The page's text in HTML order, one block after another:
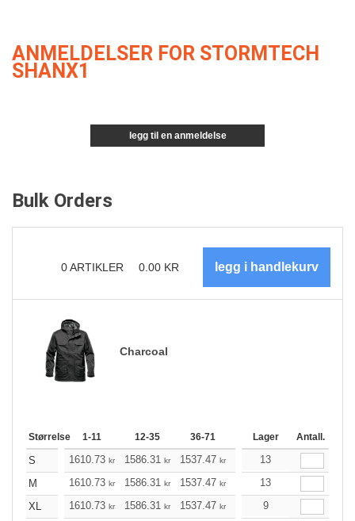
ANMELDELSER FOR STORMTECH
SHANX1
legg til en anmeldelse
Bulk Orders
0ARTIKLER 0.00 KR
Charcoal
Størrelse 1-11 12-35 36-71 72-143 144-287
Lager Antall.
S 1610.73 kr 1586.31 kr 1537.47 kr 1464.33
13
M
1610.73 kr 1586.31 kr 1537.47 kr 1464.33
13
XL
1610.73 kr 1586.31 kr 1537.47 kr 1464.33
9